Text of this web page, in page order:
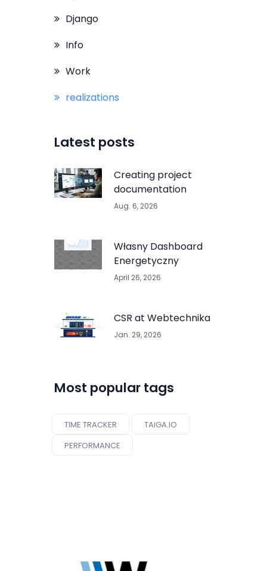
Django
Info
Work
realizations
Latest posts
Creating project
documentation
Aug. 6, 2026
Własny Dashboard
Energetyczny
April 26, 2026
CSR at Webtechnika
Jan. 29, 2026
Most popular tags
TIME TRACKER
TAIGA.IO
PERFORMANCE